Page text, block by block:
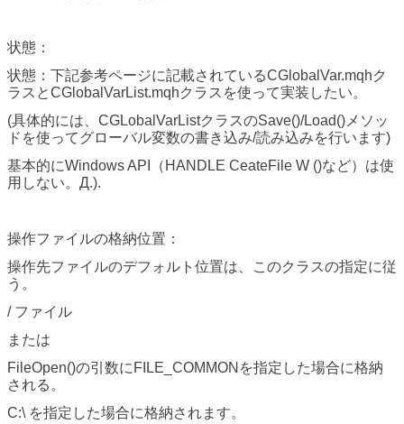
状態：
状態：下記参考ページに記載されているCGlobalVar.mqhク
ラスとCGlobalVarList.mqhクラスを使って実装したい。
(具体的には、CGLobalVarListクラスのSave()/Load()メソッ
ドを使ってグローバル変数の書き込み/読み込みを行います)
基本的にWindows API（HANDLE CeateFile W ()など）は使
用しない。Д.).
操作ファイルの格納位置：
操作先ファイルのデフォルト位置は、このクラスの指定に従
う。
/ ファイル
または
FileOpen()の引数にFILE_COMMONを指定した場合に格納
される。
C:\ を指定した場合に格納されます。